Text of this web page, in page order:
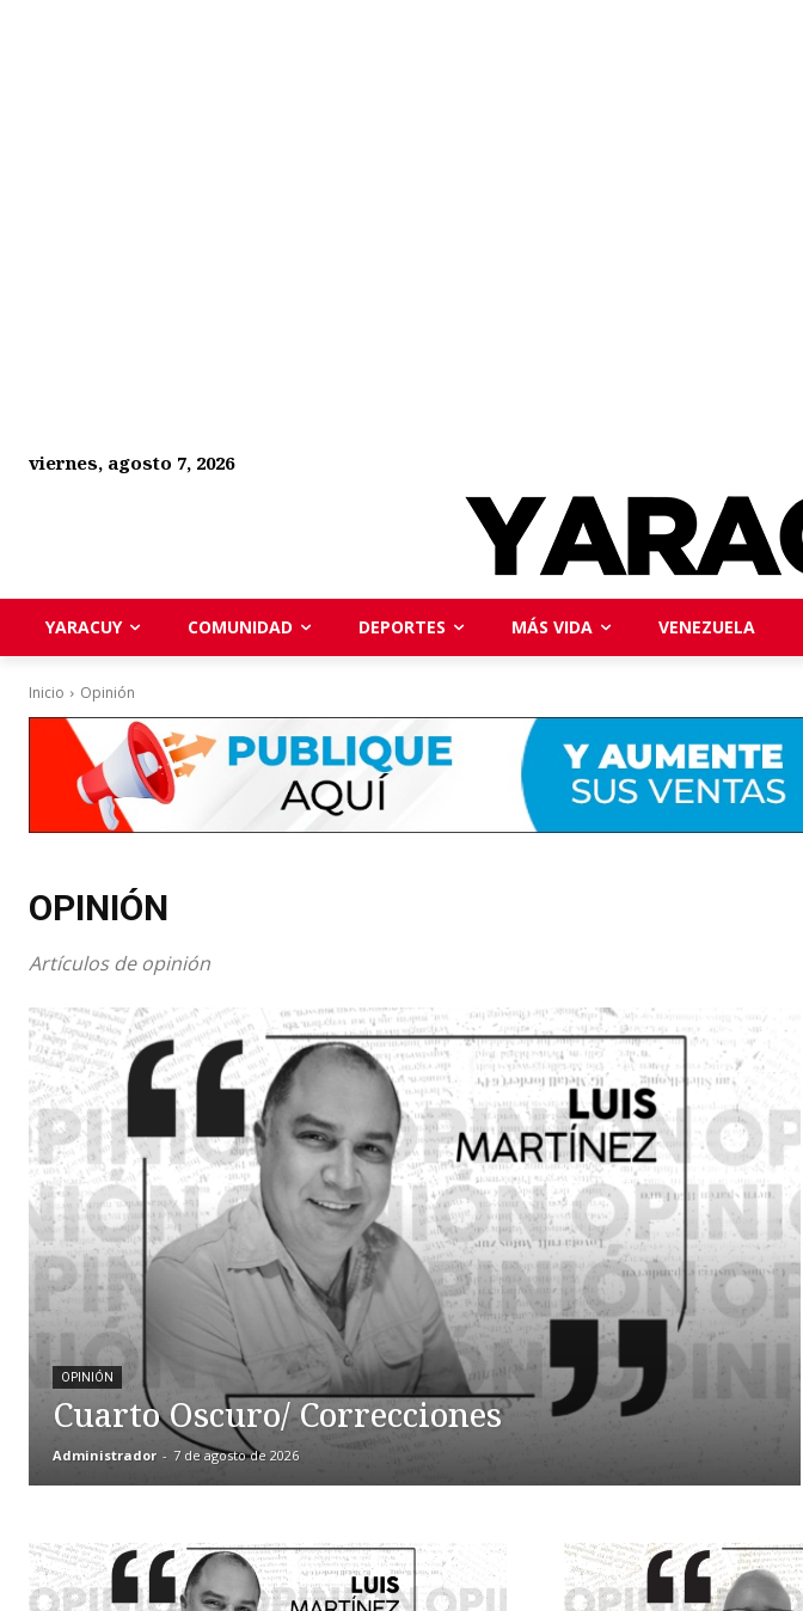
viernes, agosto 7, 2026
YARACUY COMUNIDAD DEPORTES MÁS VIDA VENEZUELA
Inicio Opinión
OPINIÓN
Artículos de opinión
OPINIÓN
Cuarto Oscuro/ Correcciones
Administrador - 7 de agosto de 2026